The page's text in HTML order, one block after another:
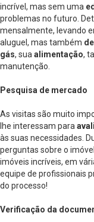
incrível, mas sem uma
problemas no futuro.
mensalmente, levando
aluguel, mas também
gás, sua alimentação,
manutenção.
Pesquisa de mercado
As visitas são muito
lhe interessam para
às suas necessidades.
perguntas sobre o
imóveis incríveis, em
equipe de profissionais
do processo!
Verificação da